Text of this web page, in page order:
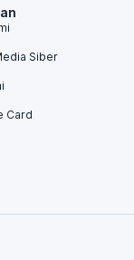
Siber
Card